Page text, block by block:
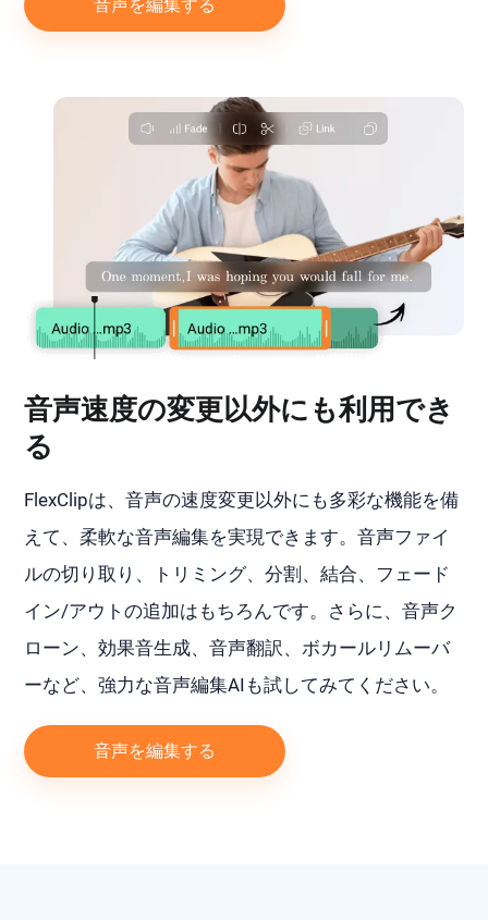
音声を編集する
音声速度の変更以外にも利用でき
る
FlexClipは、音声の速度変更以外にも多彩な機能を備
えて、柔軟な音声編集を実現できます。音声ファイ
ルの切り取り、トリミング、分割、結合、フェード
イン/アウトの追加はもちろんです。さらに、音声ク
ローン、効果音生成、音声翻訳、ボカールリムーバ
ーなど、強力な音声編集AIも試してみてください。
音声を編集する